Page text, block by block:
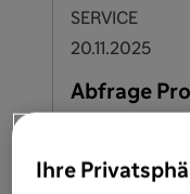
SERVICE
20.11.2025
Abfrage
Produkt von
schauen Sie
Ihre